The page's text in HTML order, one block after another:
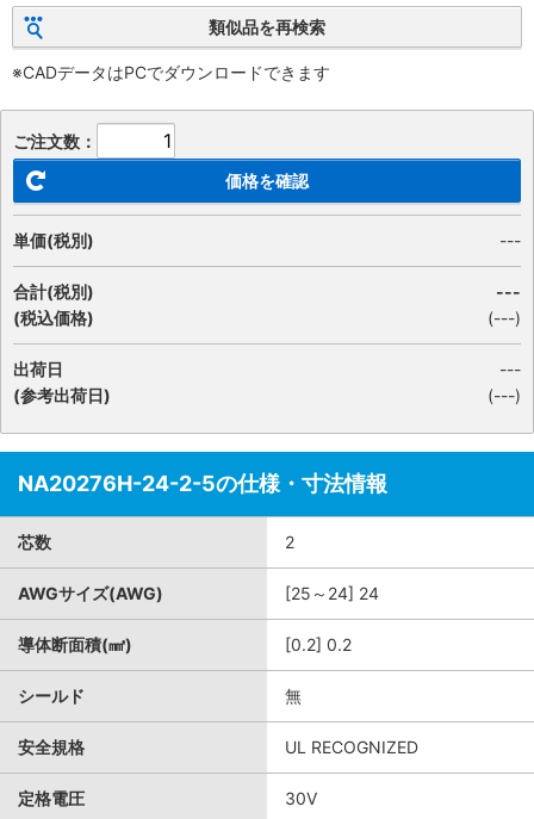
類似品を再検索
※CADデータはPCでダウンロードできます
ご注文数：
価格を確認
単価(税別) ---
合計(税別)
(税込価格)
---
(---)
出荷日
(参考出荷日)
---
(---)
NA20276H-24-2-5の仕様・寸法情報
芯数 2
AWGサイズ(AWG) [25～24] 24
導体断面積(㎟) [0.2] 0.2
シールド 無
安全規格 UL RECOGNIZED
定格電圧 30V